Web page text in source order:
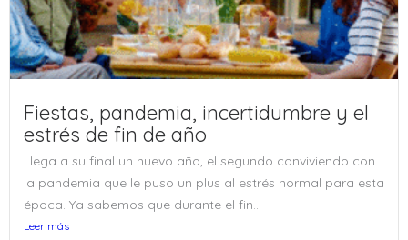
Fiestas, pandemia, incertidumbre y el
estrés de fin de año
Llega a su final un nuevo año, el segundo conviviendo con
la pandemia que le puso un plus al estrés normal para esta
época. Ya sabemos que durante el fin...
Leer más